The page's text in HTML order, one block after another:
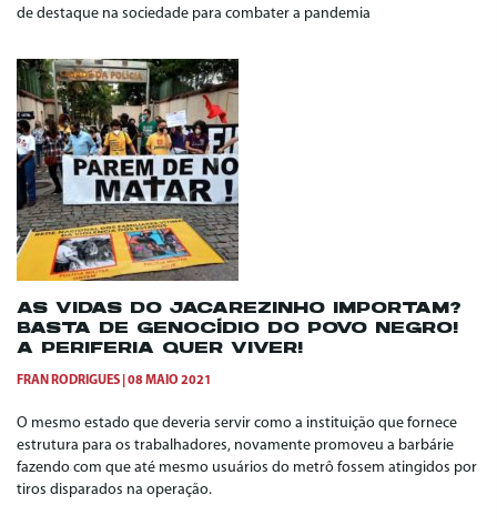
de destaque na sociedade para combater a pandemia
AS VIDAS DO JACAREZINHO IMPORTAM?
BASTA DE GENOCÍDIO DO POVO NEGRO!
A PERIFERIA QUER VIVER!
FRAN RODRIGUES 08 MAIO 2021
O mesmo estado que deveria servir como a instituição que fornece
estrutura para os trabalhadores, novamente promoveu a barbárie
fazendo com que até mesmo usuários do metrô fossem atingidos por
tiros disparados na operação.